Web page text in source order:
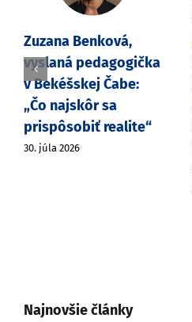
Zuzana Benková,
vyslaná pedagogička
v Bekéšskej Čabe:
„Čo najskôr sa
prispôsobiť realite“
30. júla 2026
Najnovšie články